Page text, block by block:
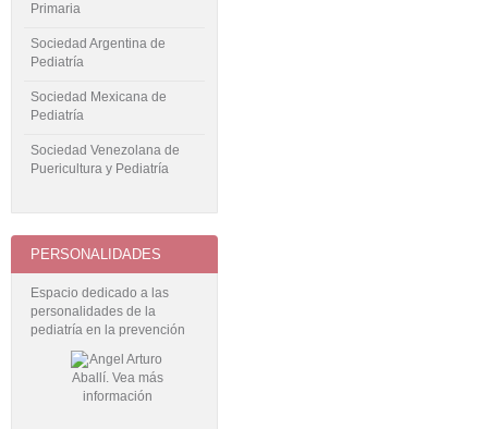
Primaria
Sociedad Argentina de
Pediatría
Sociedad Mexicana de
Pediatría
Sociedad Venezolana de
Puericultura y Pediatría
PERSONALIDADES
Espacio dedicado a las
personalidades de la
pediatría en la prevención